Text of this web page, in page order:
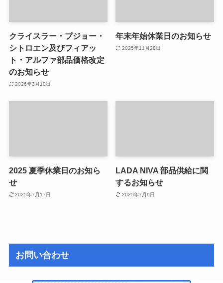
クライスラー・プジョー・
シトロエン及びフィアッ
ト・アルファ部品価格改定
のお知らせ
2026年3月10日
年末年始休業日のお知らせ
2025年11月28日
2025 夏季休業日のお知ら
せ
2025年7月17日
LADA NIVA 部品供給に関
するお知らせ
2025年7月9日
お問い合わせ